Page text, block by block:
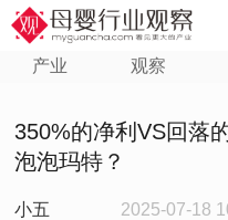
产业 观察
350%的净利VS回落
泡泡玛特？
小五 2025-07-18